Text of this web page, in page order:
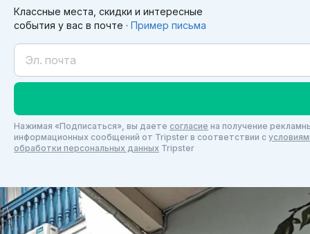
Классные места, скидки и интересные
события у вас в почте · Пример письма
Нажимая «Подписаться», вы даете согласие на получение
информационных сообщений от Tripster в соответствии c
обработки персональных данных Tripster